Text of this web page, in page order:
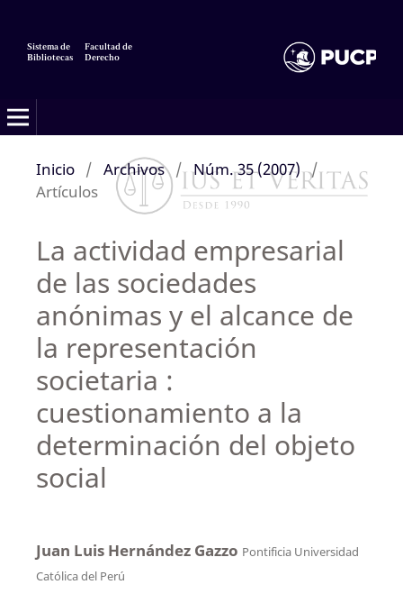
Sistema de
Bibliotecas
Facultad de
Derecho
Inicio / Archivos / Núm. 35 (2007) /
Artículos
La actividad empresarial
de las sociedades
anónimas y el alcance de
la representación
societaria :
cuestionamiento a la
determinación del objeto
social
Juan Luis Hernández Gazzo Pontificia Universidad
Católica del Perú